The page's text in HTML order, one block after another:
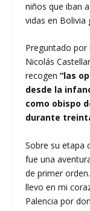
niños que iban
vidas en Bolivia
Preguntado por
Nicolás
recogen“las
desde la
como obispo
durante
Sobre su etapa
fue una
de primer
llevo en mi
Palencia por